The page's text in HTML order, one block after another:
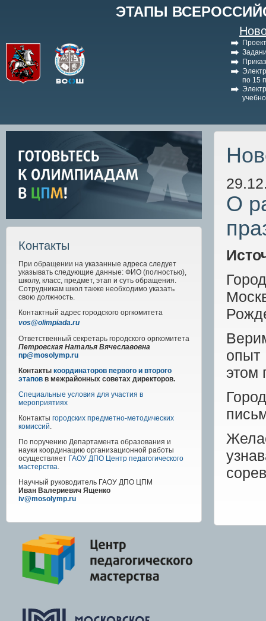
ЭТАПЫ
по 15
Контакты
При обращении на указанные адреса следует
указывать следующие данные: ФИО (полностью),
школу, класс, предмет, этап и суть обращения.
Сотрудникам школ также необходимо указать
свою должность.
Контактный адрес городского оргкомитета
vos@olimpiada.ru
Ответственный секретарь городского оргкомитета
Петровская Наталья Вячеславовна
np@mosolymp.ru
Контакты координаторов первого и второго
этапов в межрайонных советах директоров.
Специальные условия для участия в
мероприятиях
Контакты городских предметно-методических
комиссий.
По поручению Департамента образования и
науки координацию организационной работы
осуществляет ГАОУ ДПО Центр педагогического
мастерства.
Научный руководитель ГАОУ ДПО ЦПМ
Иван Валериевич Ященко
iv@mosolymp.ru
О
опыт
этом